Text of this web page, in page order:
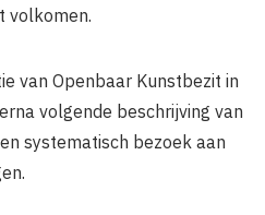
volkomen.
van Openbaar Kunstbezit in
volgende beschrijving van
systematisch bezoek aan